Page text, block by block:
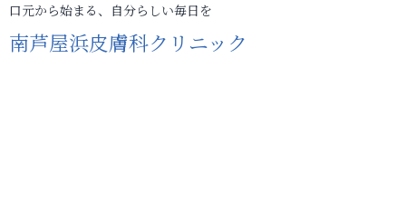
口元から始まる、自分らしい毎日を
南芦屋浜皮膚科クリニック